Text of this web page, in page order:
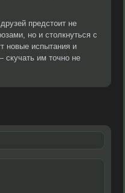
предстоит не
но и столкнуться с
новые испытания и
им точно не